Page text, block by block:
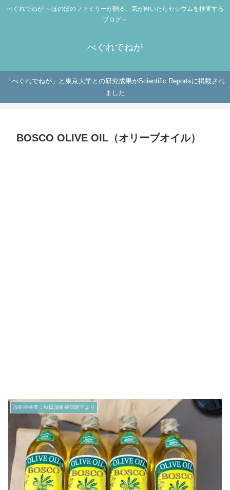
べぐれでねが ～ほのぼのファミリーが贈る、気が向いたらセシウムを検査する
ブログ～
べぐれでねが
「べぐれでねが」と東京大学との研究成果がScientific Reportsに掲載され
ました
BOSCO OLIVE OIL（オリーブオイル）
放射能検査：秋田放射能測定室より